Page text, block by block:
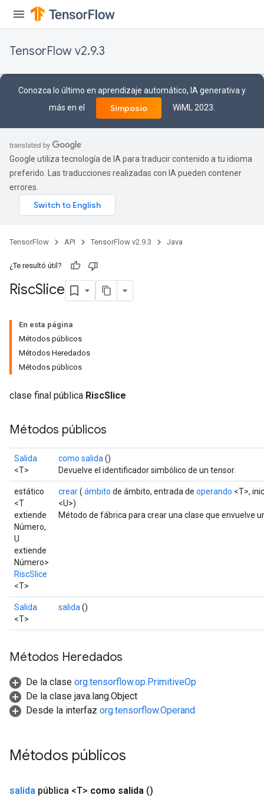
TensorFlow v2.9.3
Conozca lo último en aprendizaje automático, IA generativa y
más en el
Simposio WiML 2023.
Google utiliza tecnología de IA para traducir contenido a tu idioma
preferido. Las traducciones realizadas con IA pueden contener
errores.
TensorFlow API TensorFlow v2.9.3 Java
¿Te resultó útil?
RiscSlice
En esta página
Métodos públicos
Métodos Heredados
Métodos públicos
clase final pública RiscSlice
Métodos públicos
Salida
<T>
como salida ()
Devuelve el identificador simbólico de un tensor.
estático
<T
extiende
Número,
U
extiende
Número>
RiscSlice
<T>
crear( ámbito de ámbito, entrada de operando <T>,
<U>)
Método de fábrica para crear una clase que envuelve
Salida
<T>
salida ()
Métodos Heredados
De la clase org.tensorflow.op.PrimitiveOp
De la clase java.lang.Object
Desde la interfaz org.tensorflow.Operand
Métodos públicos
salida pública <T> como salida ()